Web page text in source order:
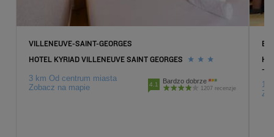
VILLENEUVE-SAINT-GEORGES
HOTEL KYRIAD VILLENEUVE SAINT GEORGES
3 km Od centrum miasta
Zobacz na mapie
4.1 Bardzo dobrze
1207 recenzje
-
1